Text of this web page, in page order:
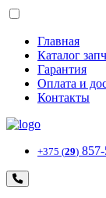
Главная
Каталог
Гарантия
Оплата и
Контакты
+375 (29)